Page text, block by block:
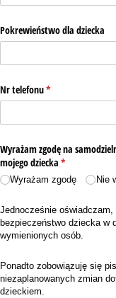
Pokrewieństwo dla dziecka
Nr telefonu*
(wymagane)
Wyrażam zgodę na
mojego dziecka *
(wymagane)
Wyrażam zgodę Nie
Jednocześnie oświadczam,
bezpieczeństwo dziecka w
wymienionych osób.
Ponadto zobowiązuję się
niezaplanowanych zmian
dzieckiem.